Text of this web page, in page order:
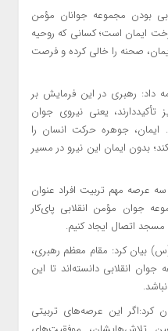
بودن مجموعه جوانان مؤمن
ایمان است؛ کسانی که روحیه
صحنه را خالی کرده و فرصت
داد: رهبری در این فرمایش بر
یعنی نیروی جوان
جوهره حرکت انسان را
بدون ایمان این نیرو در مسیر
عرصه مهم تربیت افراد عنوان
جوان مؤمن انقلابی پای‌کار
مسجد اتصال ایجاد کنیم.
بیان کرد: مقام معظم رهبری،
جوان انقلابی دانسته‌اند تا این
کرد:اگر این عرصه‌های تربیتی